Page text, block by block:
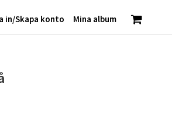
Mina album
in/Skapa konto